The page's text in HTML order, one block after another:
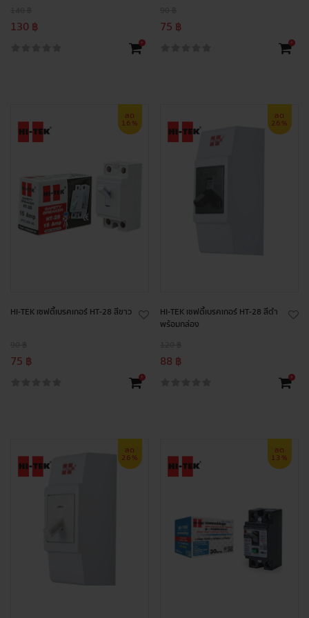
130 ฿
+
75 ฿
+
ลด
16%
HI-TEK เซฟตี้เบรคเกอร์ HT-28 สีขาว
75 ฿
+
ลด
26%
HI-TEK เซฟตี้เบรคเกอร์ HT-28 สีดำ
พร้อมกล่อง
88 ฿
+
ลด
26%
ลด
13%